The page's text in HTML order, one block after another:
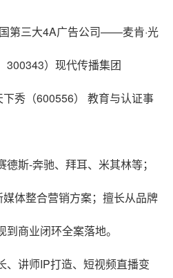
第三大4A广告公司——麦肯·光
300343）现代传播集团
下秀（600556） 教育与认证事
斯-奔驰、拜耳、米其林等；
体整合营销方案；擅长从品牌
商业闭环全案落地。
、讲师IP打造、短视频直播变